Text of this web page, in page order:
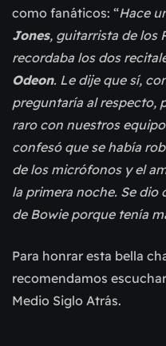
como fanáticos: “Hace
Jones, guitarrista de los
recordaba los dos
Odeon. Le dije que sí,
preguntaría al respecto,
raro con nuestros
confesó que se había
de los micrófonos y el
la primera noche. Se
de Bowie porque tenía
Para honrar esta bella
recomendamos
Medio Siglo Atrás.